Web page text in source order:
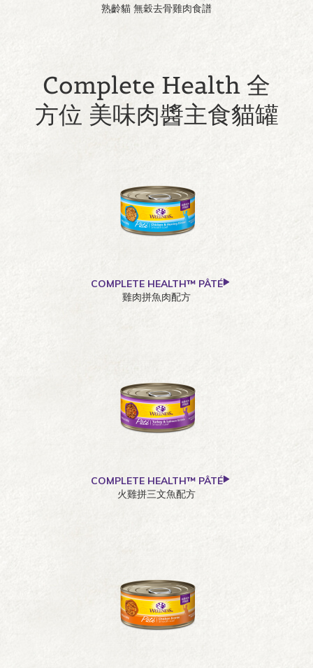
熟齡貓 無穀去骨雞肉食譜
Complete Health 全
方位 美味肉醬主食貓罐
COMPLETE HEALTH™ PÂTÉ
雞肉拼魚肉配方
COMPLETE HEALTH™ PÂTÉ
火雞拼三文魚配方